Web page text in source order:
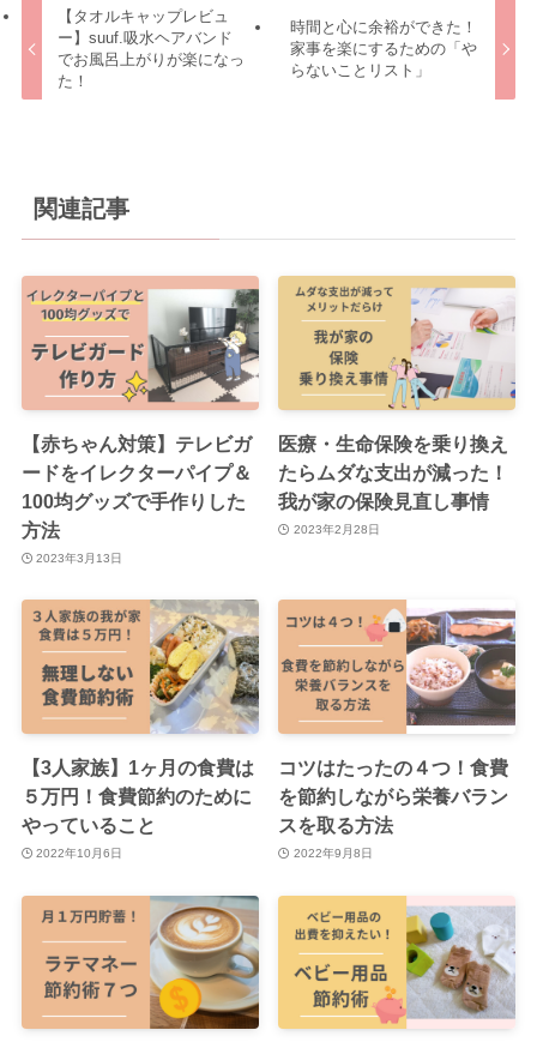
【タオルキャップレビュ
ー】suuf.吸水ヘアバンド
でお風呂上がりが楽になっ
た！
時間と心に余裕ができた！
家事を楽にするための「や
らないことリスト」
関連記事
【赤ちゃん対策】テレビガ
ードをイレクターパイプ＆
100均グッズで手作りした
方法
2023年3月13日
医療・生命保険を乗り換え
たらムダな支出が減った！
我が家の保険見直し事情
2023年2月28日
【3人家族】1ヶ月の食費は
５万円！食費節約のために
やっていること
2022年10月6日
コツはたったの４つ！食費
を節約しながら栄養バラン
スを取る方法
2022年9月8日